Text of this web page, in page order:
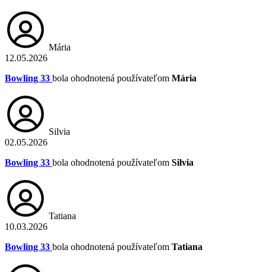
Mária
12.05.2026
Bowling 33 bola ohodnotená používateľom Mária
Silvia
02.05.2026
Bowling 33 bola ohodnotená používateľom Silvia
Tatiana
10.03.2026
Bowling 33 bola ohodnotená používateľom Tatiana